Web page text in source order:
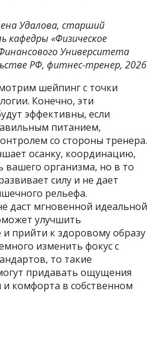
Удалова, старший
кафедры «Физическое
Университета
РФ, фитнес-тренер, 2026
шейпинг с точки
Конечно, эти
эффективны, если
питанием,
со стороны тренера.
осанку, координацию,
вашего организма, но в то
силу и не дает
рельефа.
даст мгновенной идеальной
улучшить
и прийти к здоровому образу
изменить фокус с
то такие
придавать ощущения
и комфорта в собственном